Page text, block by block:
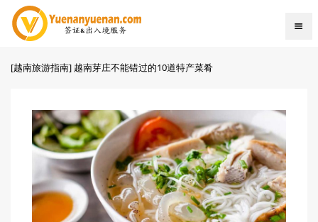
[越南旅游指南] 越南芽庄不能错过的10道特产菜肴